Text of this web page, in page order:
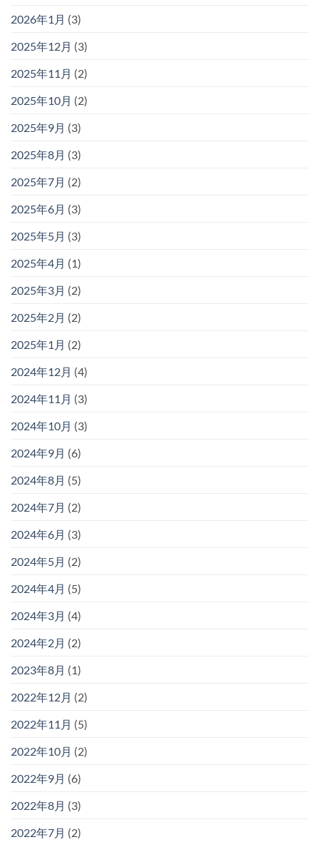
2026年1月 (3)
2025年12月 (3)
2025年11月 (2)
2025年10月 (2)
2025年9月 (3)
2025年8月 (3)
2025年7月 (2)
2025年6月 (3)
2025年5月 (3)
2025年4月 (1)
2025年3月 (2)
2025年2月 (2)
2025年1月 (2)
2024年12月 (4)
2024年11月 (3)
2024年10月 (3)
2024年9月 (6)
2024年8月 (5)
2024年7月 (2)
2024年6月 (3)
2024年5月 (2)
2024年4月 (5)
2024年3月 (4)
2024年2月 (2)
2023年8月 (1)
2022年12月 (2)
2022年11月 (5)
2022年10月 (2)
2022年9月 (6)
2022年8月 (3)
2022年7月 (2)